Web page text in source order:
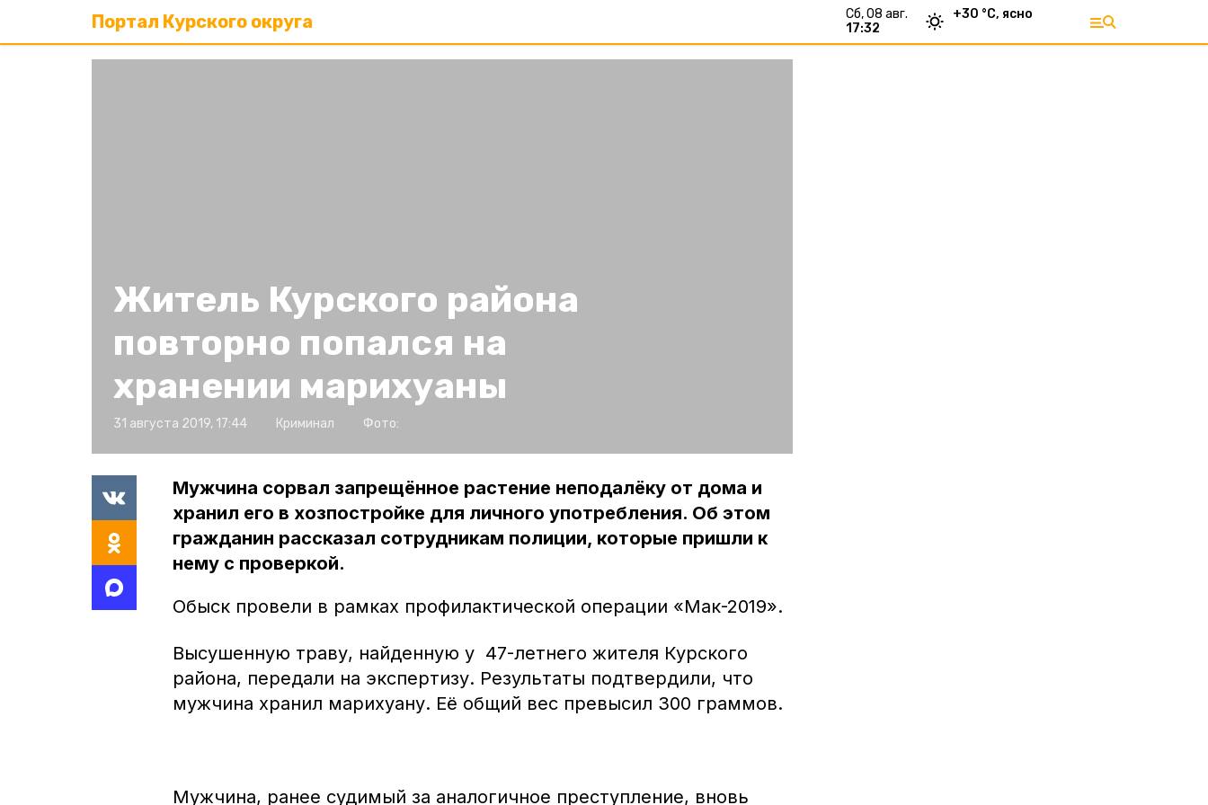
Портал Курского округа
сб, 08 авг.
17:32
+30 °С, ясно
Житель Курского района
повторно попался на
хранении марихуаны
31 августа 2019, 17:44 Криминал Фото:
Мужчина сорвал запрещённое растение неподалёку от дома и
хранил его в хозпостройке для личного употребления. Об этом
гражданин рассказал сотрудникам полиции, которые пришли к
нему с проверкой.
Обыск провели в рамках профилактической операции «Мак-2019».
Высушенную траву, найденную у 47-летнего жителя Курского
района, передали на экспертизу. Результаты подтвердили, что
мужчина хранил марихуану. Её общий вес превысил 300 граммов.
Мужчина, ранее судимый за аналогичное преступление, вновь